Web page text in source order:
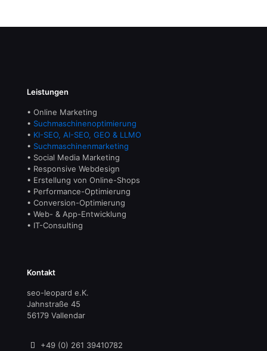
Leistungen
• Online Marketing
• Suchmaschinenoptimierung
• KI-SEO, AI-SEO, GEO & LLMO
• Suchmaschinenmarketing
• Social Media Marketing
• Responsive Webdesign
• Erstellung von Online-Shops
• Performance-Optimierung
• Conversion-Optimierung
• Web- & App-Entwicklung
• IT-Consulting
Kontakt
seo-leopard e.K.
Jahnstraße 45
56179 Vallendar
+49 (0) 261 39410782